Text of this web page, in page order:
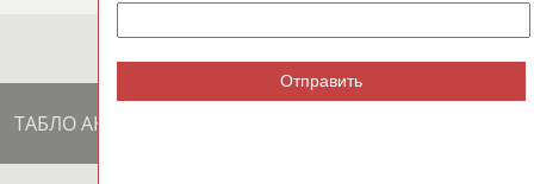
ТАБЛО АКТИВНОСТИ
Отправить